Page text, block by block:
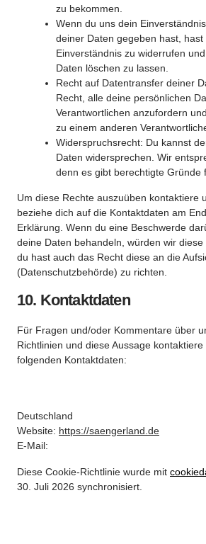
zu bekommen.
Wenn du uns dein
deiner Daten gegeben hast,
Einverständnis zu widerrufen
Daten löschen zu lassen.
Recht auf Datentransfer deiner
Recht, alle deine persönlichen
Verantwortlichen anzufordern
zu einem anderen
Widerspruchsrecht: Du kannst
Daten widersprechen. Wir
denn es gibt berechtigte Gründe
Um diese Rechte auszuüben kontaktiere
beziehe dich auf die Kontaktdaten am
Erklärung. Wenn du eine Beschwerde
deine Daten behandeln, würden wir
du hast auch das Recht diese an die
(Datenschutzbehörde) zu richten.
10. Kontaktdaten
Für Fragen und/oder Kommentare über
Richtlinien und diese Aussage
folgenden Kontaktdaten:
Deutschland
Website: https://saengerland.de
E-Mail:
Diese Cookie-Richtlinie wurde mit
30. Juli 2026 synchronisiert.